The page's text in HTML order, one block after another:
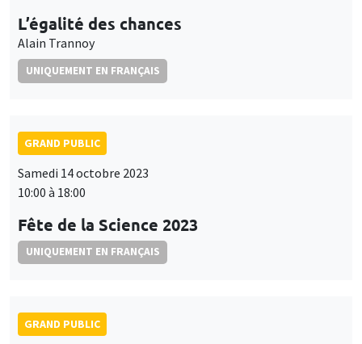
L’égalité des chances
Alain Trannoy
UNIQUEMENT EN FRANÇAIS
GRAND PUBLIC
Samedi 14 octobre 2023
10:00 à 18:00
Fête de la Science 2023
UNIQUEMENT EN FRANÇAIS
GRAND PUBLIC